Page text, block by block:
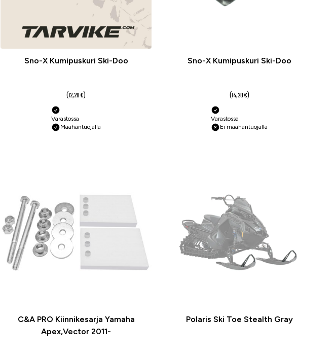
Sno-X Kumipuskuri Ski-Doo
(12,20 €)
Varastossa
Maahantuojalla
Sno-X Kumipuskuri Ski-Doo
(14,20 €)
Varastossa
Ei maahantuojalla
C&A PRO Kiinnikesarja Yamaha
Apex,Vector 2011-
Polaris Ski Toe Stealth Gray